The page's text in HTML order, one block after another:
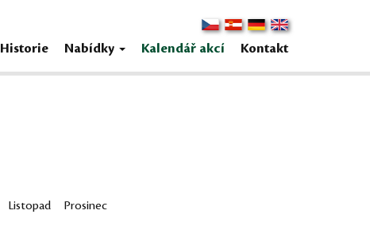
Historie Nabídky Kalendář akcí Kontakt
Listopad Prosinec